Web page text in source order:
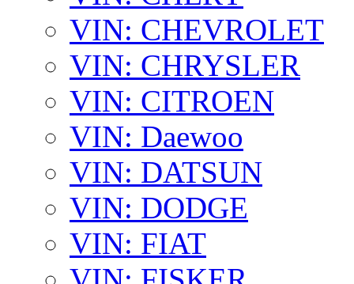
VIN: CHEVROLET
VIN: CHRYSLER
VIN: CITROEN
VIN: Daewoo
VIN: DATSUN
VIN: DODGE
VIN: FIAT